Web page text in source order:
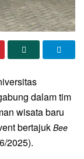
dalam tim
wisata baru
bertajuk Bee
2025).